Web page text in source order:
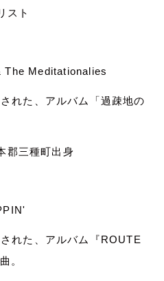
スト
The Meditationalies
れた、アルバム「過疎地の
郡三種町出身
れた、アルバム『ROUTE
。